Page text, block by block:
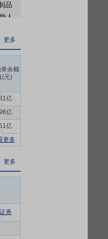
品
人
和
材
端
等
现
。
材
核
更多
余额
(元)
亿
亿
亿
更多
更多
券